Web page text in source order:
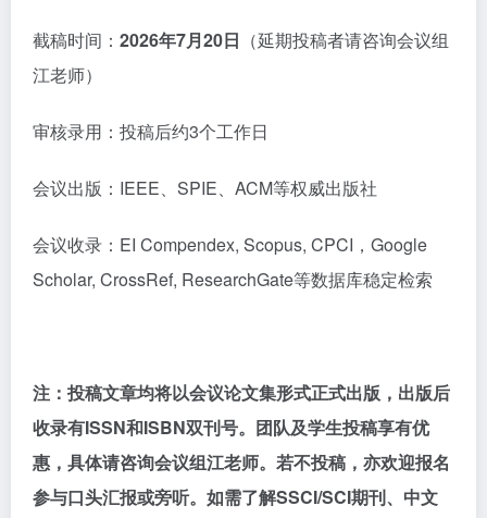
截稿时间： 2026年7月20日 （延期投稿者请咨询会议组
江老师）
审核录用：投稿后约3个工作日
会议出版： IEEE、SPIE、ACM等权威出版社
会议收录：EI Compendex, Scopus, CPCI，Google
Scholar, CrossRef, ResearchGate等数据库稳定检索
注： 投稿文章均将以会议论文集形式正式出版，出版后
收录有ISSN和ISBN双刊号。团队及学生投稿享有优
惠，具体请咨询会议组江老师。若不投稿，亦欢迎报名
参与口头汇报或旁听。如需了解SSCI/SCI期刊、中文